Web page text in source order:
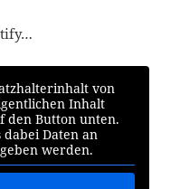
von
Inhalt
den Button unten.
dabei Daten an
werden.